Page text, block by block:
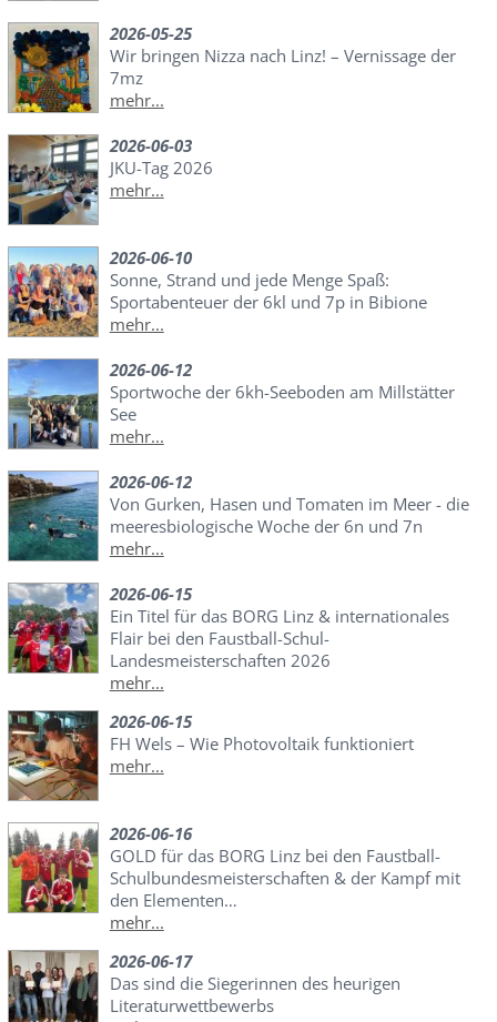
2026-05-25
Wir bringen Nizza nach Linz! – Vernissage der
7mz
mehr...
2026-06-03
JKU-Tag 2026
mehr...
2026-06-10
Sonne, Strand und jede Menge Spaß:
Sportabenteuer der 6kl und 7p in Bibione
mehr...
2026-06-12
Sportwoche der 6kh-Seeboden am Millstätter
See
mehr...
2026-06-12
Von Gurken, Hasen und Tomaten im Meer - die
meeresbiologische Woche der 6n und 7n
mehr...
2026-06-15
Ein Titel für das BORG Linz & internationales
Flair bei den Faustball-Schul-
Landesmeisterschaften 2026
mehr...
2026-06-15
FH Wels – Wie Photovoltaik funktioniert
mehr...
2026-06-16
GOLD für das BORG Linz bei den Faustball-
Schulbundesmeisterschaften & der Kampf mit
den Elementen…
mehr...
2026-06-17
Das sind die Siegerinnen des heurigen
Literaturwettbewerbs